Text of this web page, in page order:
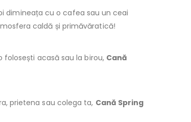
dimineața cu o cafea sau un ceai
caldă și primăvăratică!
acasă sau la birou, Cană
prietena sau colega ta, Cană Spring